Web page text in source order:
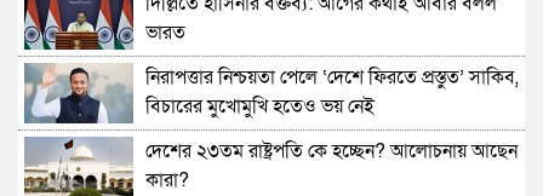
মেসিকে বিশ্বকাপের সেরা ফুটবলার ঘোষণা
আইএফএফএইচএসের
বিশ্বকাপের ফাইনালে লাল কার্ড দেখা ফার্নান্দেজের
আবেগঘন বার্তা
এবার মেসিদের জন্য দি মারিয়ার বার্তা
ভারত
নিরাপত্তার নিশ্চয়তা পেলে ‘দেশে ফিরতে প্রস্তুত’ সাকিব,
বিচারের মুখোমুখি হতেও ভয় নেই
দেশের ২৩তম রাষ্ট্রপতি কে হচ্ছেন? আলোচনায় আছেন
কারা?